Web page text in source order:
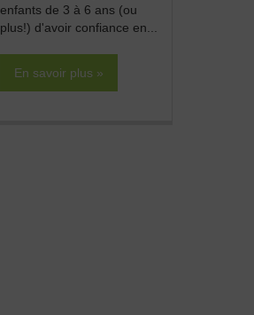
enfants de 3 à 6 ans (ou
plus!) d'avoir confiance en...
En savoir plus »